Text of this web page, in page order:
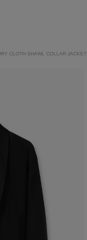
CLOTH SHAWL COLLAR JACKET